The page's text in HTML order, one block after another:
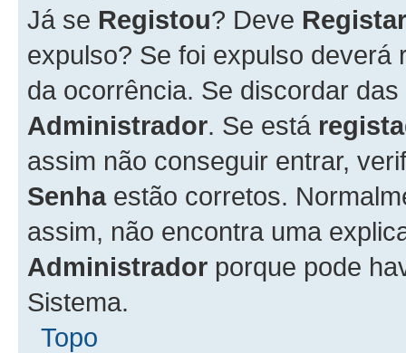
Já se Registou? Deve
expulso? Se foi expulso
da ocorrência. Se discordar
Administrador. Se está
assim não conseguir entrar,
Senhaestão corretos.
assim, não encontra uma
Administrador porque pode
Sistema.
Topo